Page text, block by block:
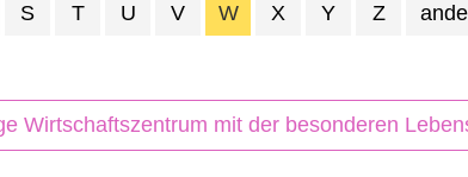
S T U V W X Y Z
Wirtschaftszentrum mit der besonderen